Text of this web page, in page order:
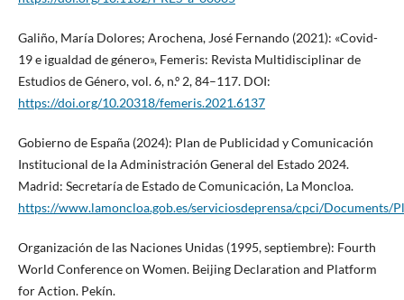
Galiño, María Dolores; Arochena, José Fernando (2021): «Covid-
19 e igualdad de género», Femeris: Revista Multidisciplinar de
Estudios de Género, vol. 6, n.º 2, 84–117. DOI:
https://doi.org/10.20318/femeris.2021.6137
Gobierno de España (2024): Plan de Publicidad y Comunicación
Institucional de la Administración General del Estado 2024.
Madrid: Secretaría de Estado de Comunicación, La Moncloa.
https://www.lamoncloa.gob.es/serviciosdeprensa/cpci/Documents/
Organización de las Naciones Unidas (1995, septiembre): Fourth
World Conference on Women. Beijing Declaration and Platform
for Action. Pekín.